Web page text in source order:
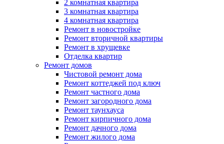
2 комнатная квартира
3 комнатная квартира
4 комнатная квартира
Ремонт в новостройке
Ремонт вторичной квартиры
Ремонт в хрущевке
Отделка квартир
Ремонт домов
Чистовой ремонт дома
Ремонт коттеджей под ключ
Ремонт частного дома
Ремонт загородного дома
Ремонт таунхауса
Ремонт кирпичного дома
Ремонт дачного дома
Ремонт жилого дома